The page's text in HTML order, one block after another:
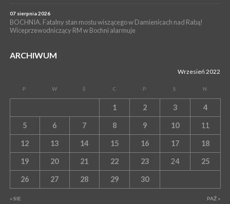
07 sierpnia 2026
BOCHNIA. Fatalny stan mostu wiszącego w Damienicach nad Rabą!
Wiceprzewodniczący RM w Bochni alarmuje
ARCHIWUM
Wrzesień 2022
P W Ś C P S N
« SIE PAŹ »
1 2 3 4
5 6 7 8 9 10 11
12 13 14 15 16 17 18
19 20 21 22 23 24 25
26 27 28 29 30